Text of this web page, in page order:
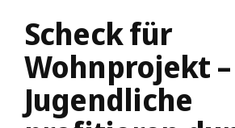
Scheck für
Wohnprojekt –
Jugendliche